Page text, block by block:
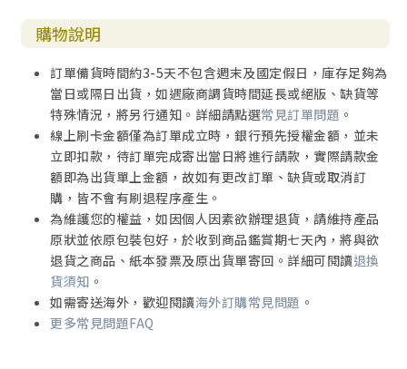
購物說明
訂單備貨時間約3-5天不包含週末及國定假日，庫存足夠為
當日或隔日出貨，如遇廠商調貨時間延長或絕版、缺貨等
特殊情況，將另行通知。詳細請點選常見訂單問題 。
線上刷卡金額僅為訂單成立時，銀行預先授權金額，並未
立即扣款，待訂單完成寄出當日將進行請款，實際請款金
額即為出貨單上金額，故如有更改訂單、缺貨或取消訂
購，皆不會有刷退程序產生。
為維護您的權益，如因個人因素欲辦理退貨，請維持產品
原狀並依原包裝包好，於收到商品鑑賞期七天內，將與欲
退貨之商品、紙本發票及原出貨單寄回。詳細可閱讀退換
貨須知 。
如需寄送海外，歡迎閱讀海外訂購常見問題 。
更多常見問題FAQ